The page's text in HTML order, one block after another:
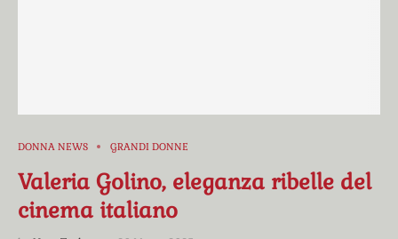
DONNA NEWS GRANDI DONNE
Valeria Golino, eleganza ribelle del
cinema italiano